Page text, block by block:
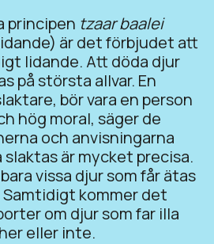
principen tzaar baalei
är det förbjudet att
lidande. Att döda djur
på största allvar. En
bör vara en person
hög moral, säger de
och anvisningarna
är mycket precisa.
vissa djur som får ätas
kommer det
om djur som far illa
eller inte.